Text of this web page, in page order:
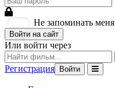
Не запоминать меня
Войти на сайт
Или войти через
Регистрация Войти